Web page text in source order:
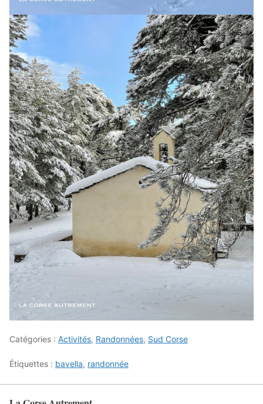
Catégories : Activités, Randonnées, Sud Corse
Étiquettes : bavella, randonnée